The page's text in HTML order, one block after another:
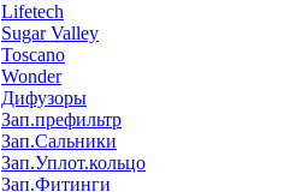
Lifetech
Sugar Valley
Toscano
Wonder
Дифузоры
Зап.префильтр
Зап.Сальники
Зап.Уплот.кольцо
Зап.Фитинги